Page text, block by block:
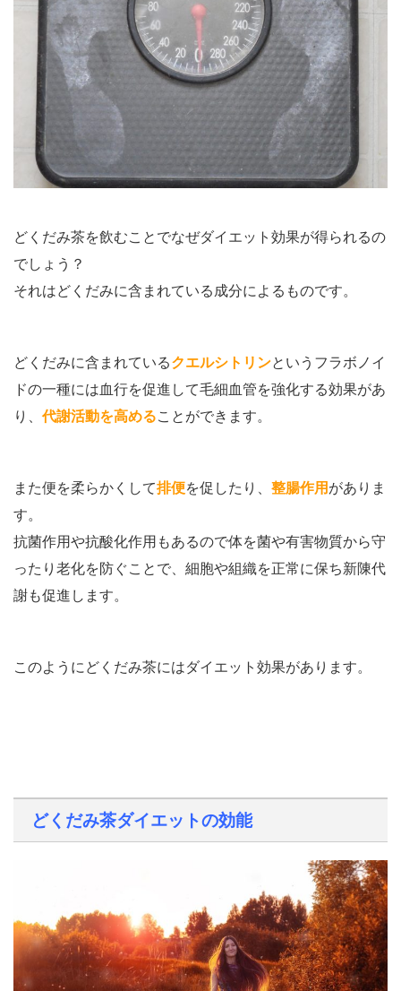
どくだみ茶を飲むことでなぜダイエット効果が得られるの
でしょう？
それはどくだみに含まれている成分によるものです。
どくだみに含まれているクエルシトリンというフラボノイ
ドの一種には血行を促進して毛細血管を強化する効果があ
り、代謝活動を高めることができます。
また便を柔らかくして排便を促したり、 整腸作用 がありま
す。
抗菌作用や抗酸化作用もあるので体を菌や有害物質から守
ったり老化を防ぐことで、細胞や組織を正常に保ち新陳代
謝も促進します。
このようにどくだみ茶にはダイエット効果があります。
どくだみ茶ダイエットの効能